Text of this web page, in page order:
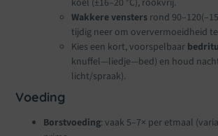
koel (±16–20 °C), rookvrij.
Wakkere vensters rond
tijdig neer om oververmoeidheid
Kies een kort, voorspelbaar
knuffel—liedje—bed) en houd
licht/spraak).
Voeding
Borstvoeding: vaak 5–7× per etmaal